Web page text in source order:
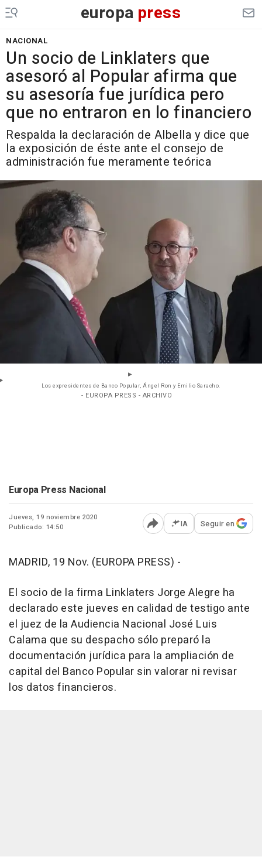
europa press
NACIONAL
Un socio de Linklaters que
asesoró al Popular afirma que
su asesoría fue jurídica pero
que no entraron en lo financiero
Respalda la declaración de Albella y dice que
la exposición de éste ante el consejo de
administración fue meramente teórica
Los expresidentes de Banco Popular, Ángel Ron y Emilio Saracho.
- EUROPA PRESS - ARCHIVO
Europa Press Nacional
Jueves, 19 noviembre 2020
Publicado: 14:50
Abrir opciones para
IA Seguir en
MADRID, 19 Nov. (EUROPA PRESS) -
El socio de la firma Linklaters Jorge Alegre ha
declarado este jueves en calidad de testigo ante
el juez de la Audiencia Nacional José Luis
Calama que su despacho sólo preparó la
documentación jurídica para la ampliación de
capital del Banco Popular sin valorar ni revisar
los datos financieros.